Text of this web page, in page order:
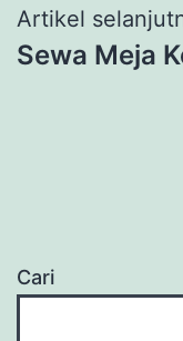
Artikel
Sewa Meja
Cari